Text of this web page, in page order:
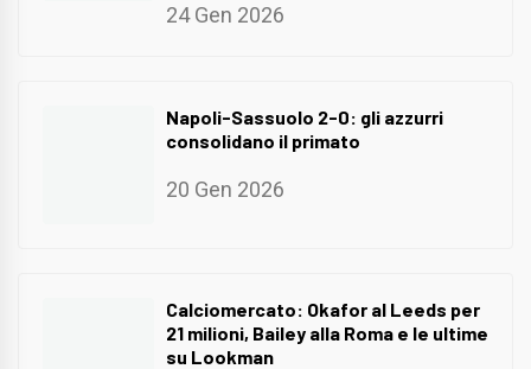
24 Gen 2026
Napoli-Sassuolo 2-0: gli azzurri
consolidano il primato
20 Gen 2026
Calciomercato: Okafor al Leeds per
21 milioni, Bailey alla Roma e le ultime
su Lookman